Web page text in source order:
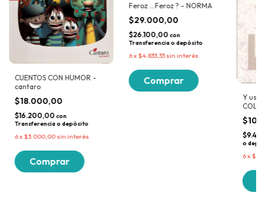
CUENTOS CON HUMOR -
cantaro
$18.000,00
$16.200,00 con
Transferencia o depósito
6x $3.000,00sin interés
Feroz ...Feroz ? - NORMA
$29.000,00
$26.100,00 con
Transferencia o depósito
6x $4.833,33sin interés
Y
o
6x